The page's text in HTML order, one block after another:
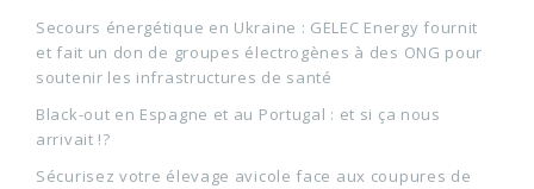
Secours énergétique en Ukraine : GELEC Energy fournit
et fait un don de groupes électrogènes à des ONG pour
soutenir les infrastructures de santé
Black-out en Espagne et au Portugal : et si ça nous
arrivait !?
Sécurisez votre élevage avicole face aux coupures de